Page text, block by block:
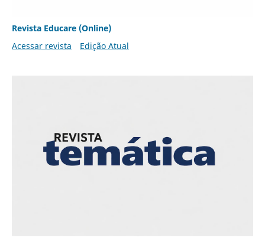
Revista Educare (Online)
Acessar revista
Edição Atual